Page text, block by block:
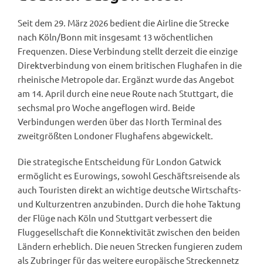
Seit dem 29. März 2026 bedient die Airline die Strecke
nach Köln/Bonn mit insgesamt 13 wöchentlichen
Frequenzen. Diese Verbindung stellt derzeit die einzige
Direktverbindung von einem britischen Flughafen in die
rheinische Metropole dar. Ergänzt wurde das Angebot
am 14. April durch eine neue Route nach Stuttgart, die
sechsmal pro Woche angeflogen wird. Beide
Verbindungen werden über das North Terminal des
zweitgrößten Londoner Flughafens abgewickelt.
Die strategische Entscheidung für London Gatwick
ermöglicht es Eurowings, sowohl Geschäftsreisende als
auch Touristen direkt an wichtige deutsche Wirtschafts-
und Kulturzentren anzubinden. Durch die hohe Taktung
der Flüge nach Köln und Stuttgart verbessert die
Fluggesellschaft die Konnektivität zwischen den beiden
Ländern erheblich. Die neuen Strecken fungieren zudem
als Zubringer für das weitere europäische Streckennetz